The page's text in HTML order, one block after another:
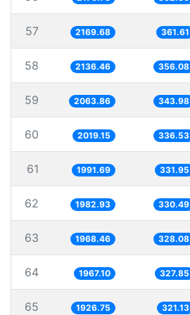
57 2169.68 361.61
58 2136.46 356.08
59 2063.86 343.98
60 2019.15 336.53
61 1991.69 331.95
62 1982.93 330.49
63 1968.46 328.08
64 1967.10 327.85
65 1926.75 321.13